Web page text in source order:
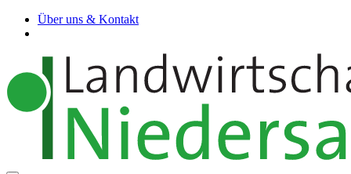
Über uns & Kontakt